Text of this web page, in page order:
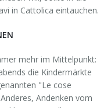
in Cattolica eintauchen.
mehr im Mittelpunkt:
die Kindermärkte
"Le cose
Andenken vom